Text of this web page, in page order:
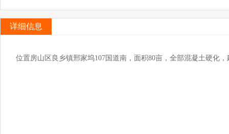
详细信息
位置房山区良乡镇邢家坞107国道南，面积80亩，全部混凝土硬化